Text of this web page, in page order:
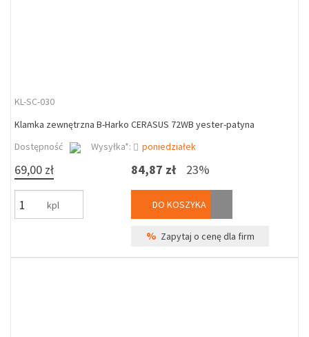
KL-SC-030
Klamka zewnętrzna B-Harko CERASUS 72WB yester-patyna
Dostępność
Wysyłka*: poniedziałek
69,00 zł
kpl
84,87 zł 23%
DO KOSZYKA
% Zapytaj o cenę dla firm